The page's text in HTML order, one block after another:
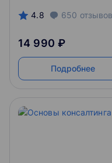
4.8 650 отзывов
14 990 ₽
Подробнее